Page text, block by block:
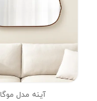
آینه مدل موگا